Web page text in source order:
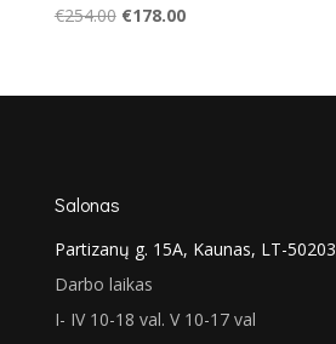
€254.00 Original
€254.00.
€178.00Current
€178.00.
Salonas
Partizanų g. 15A, Kaunas, LT-50203
Darbo laikas
I- IV 10-18 val. V 10-17 val